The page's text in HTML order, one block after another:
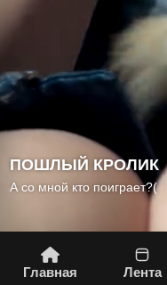
ПОШЛЫЙ КРОЛИК
А со мной кто поиграет?(
Главная Лента